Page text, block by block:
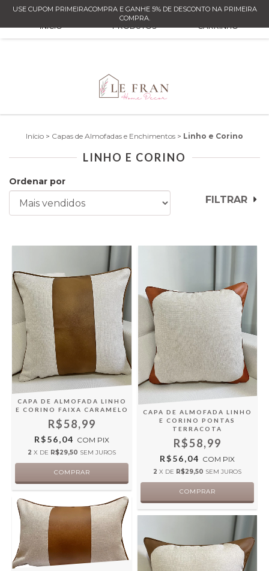
USE CUPOM PRIMEIRACOMPRA E GANHE 5% DE DESCONTO NA PRIMEIRA
COMPRA.
INÍCIO PRODUTOS CARRINHO
0
Início > Capas de Almofadas e Enchimentos > Linho e Corino
LINHO E CORINO
Ordenar por
FILTRAR
CAPA DE ALMOFADA LINHO
E CORINO FAIXA CARAMELO
R$58,99
R$56,04 COM PIX
2 X DE R$29,50 SEM JUROS
CAPA DE ALMOFADA LINHO
E CORINO PONTAS
TERRACOTA
R$58,99
R$56,04 COM PIX
2 X DE R$29,50 SEM JUROS